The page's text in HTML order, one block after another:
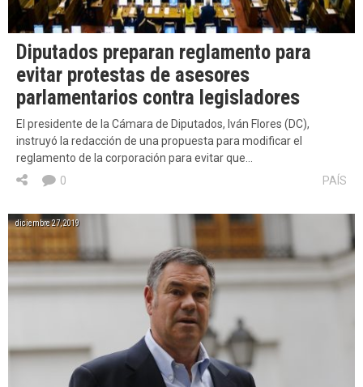
Diputados preparan reglamento para
evitar protestas de asesores
parlamentarios contra legisladores
El presidente de la Cámara de Diputados, Iván Flores (DC),
instruyó la redacción de una propuesta para modificar el
reglamento de la corporación para evitar que…
PAÍS
0
diciembre 27, 2019